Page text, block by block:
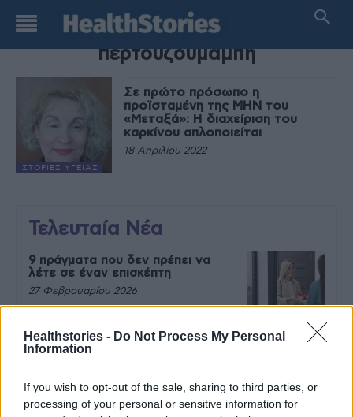
Healthstories - Do Not Process My Personal
Information
If you wish to opt-out of the sale, sharing to third parties, or
processing of your personal or sensitive information for
TAG
περτουζουμάμπη
ΙΣΤΟΡΊΕΣ ΥΓΕΊΑΣ
Σε πρώτο πρόσωπο η
προϊσταμένη της ΜΗΝ του
«Μεταξά»: Η διαχείριση του
καρκίνου απλοποιείται
18 Απριλίου 2022
Τελευταία Νέα
9 πράγματα που δεν πρέπει να
λέτε σε έναν επισκέπτη
27 Φεβρουαρίου 2026
την υποστήριξη της Be-Live
27 Φεβρουαρίου 2026